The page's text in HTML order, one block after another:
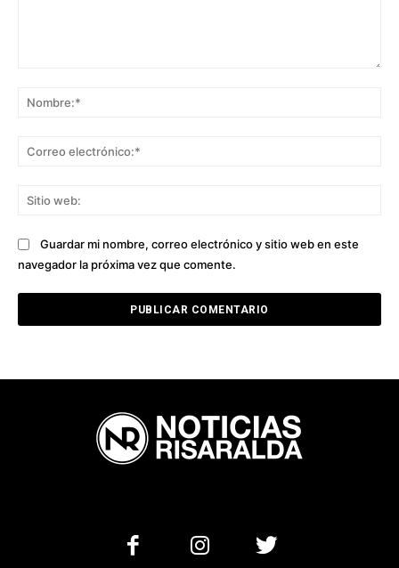
Guardar mi nombre, correo electrónico y sitio web en este
navegador la próxima vez que comente.